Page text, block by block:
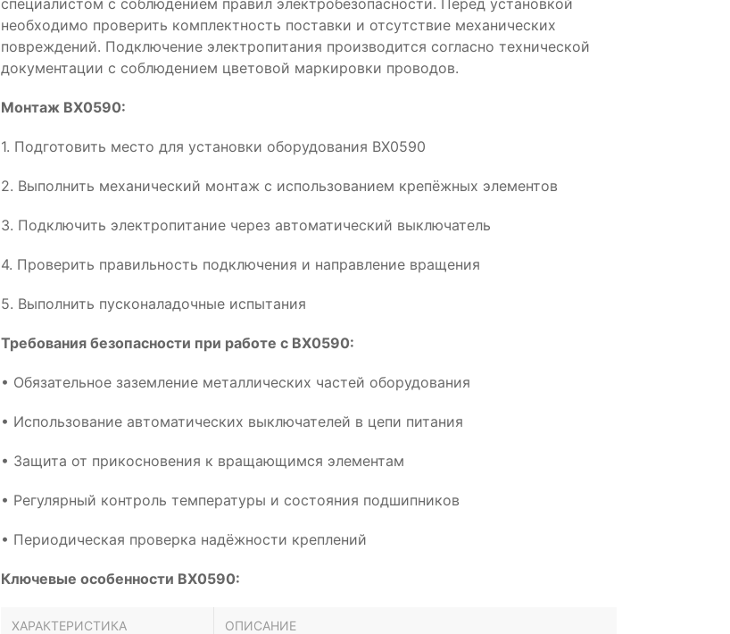
специалистом с соблюдением правил электробезопасности. Перед установкой
необходимо проверить комплектность поставки и отсутствие механических
повреждений. Подключение электропитания производится согласно технической
документации с соблюдением цветовой маркировки проводов.
Монтаж BX0590:
1. Подготовить место для установки оборудования BX0590
2. Выполнить механический монтаж с использованием крепёжных элементов
3. Подключить электропитание через автоматический выключатель
4. Проверить правильность подключения и направление вращения
5. Выполнить пусконаладочные испытания
Требования безопасности при работе с BX0590:
• Обязательное заземление металлических частей оборудования
• Использование автоматических выключателей в цепи питания
• Защита от прикосновения к вращающимся элементам
• Регулярный контроль температуры и состояния подшипников
• Периодическая проверка надёжности креплений
Ключевые особенности BX0590:
ХАРАКТЕРИСТИКА ОПИСАНИЕ